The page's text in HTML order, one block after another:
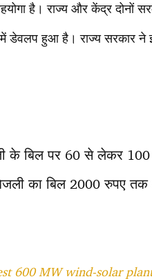
है। राज्य और केंद्र दोनों
में डेवलप हुआ है। राज्य सरकार
के बिल पर 60 से लेकर
का बिल 2000 रुपए
600 MW wind-solar